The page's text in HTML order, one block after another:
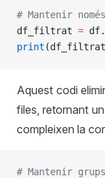
# Mantenir
df_filtrat =
print
Aquest codi
files, retornant
compleixen la
# Mantenir